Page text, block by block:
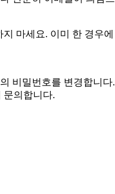
마세요. 이미 한 경우에
비밀번호를 변경합니다.
문의합니다.